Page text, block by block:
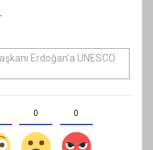
Erdoğan’a UNESCO
0 0